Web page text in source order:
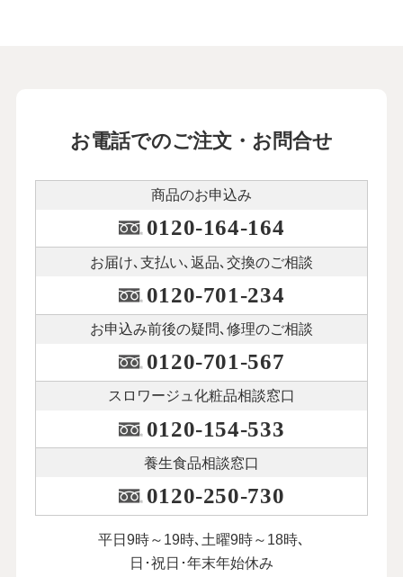
お電話でのご注文・お問合せ
商品のお申込み
0120-164-164
お届け､支払い､ 返品､交換のご相談
0120-701-234
お申込み前後の疑問､修理のご相談
0120-701-567
スロワージュ化粧品相談窓口
0120-154-533
養生食品相談窓口
0120-250-730
平日9時～19時､土曜9時～18時､
日･祝日･年末年始休み